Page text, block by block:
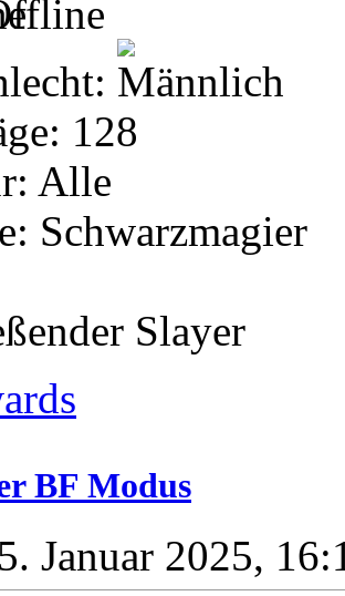
128
Alle
Schwarzmagier
Slayer
BF Modus
Januar 2025,